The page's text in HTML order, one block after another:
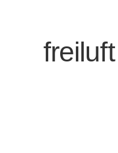
freiluft